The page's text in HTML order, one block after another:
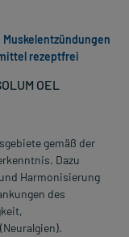
OEL
gemäß der
Dazu
Harmonisierung
des
rezeptfrei